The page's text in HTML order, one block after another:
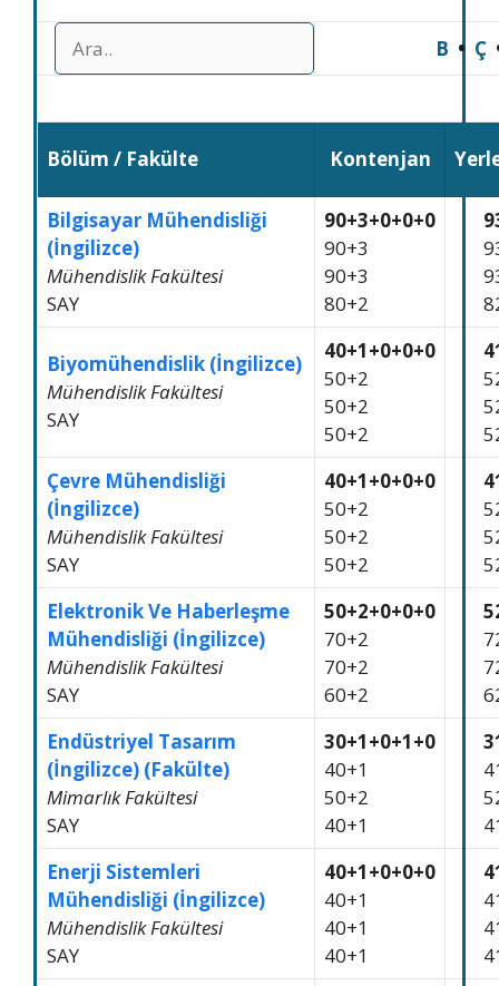
B • Ç
Bölüm / Fakülte Kontenjan
Bilgisayar Mühendisliği
(İngilizce)
Mühendislik Fakültesi
SAY
90+3+0+0+0
90+3
90+3
80+2
Biyomühendislik (İngilizce)
Mühendislik Fakültesi
SAY
40+1+0+0+0
50+2
50+2
50+2
Çevre Mühendisliği
(İngilizce)
Mühendislik Fakültesi
SAY
40+1+0+0+0
50+2
50+2
50+2
Elektronik Ve Haberleşme
Mühendisliği (İngilizce)
Mühendislik Fakültesi
SAY
50+2+0+0+0
70+2
70+2
60+2
Endüstriyel Tasarım
(İngilizce) (Fakülte)
Mimarlık Fakültesi
SAY
30+1+0+1+0
40+1
50+2
40+1
Enerji Sistemleri
Mühendisliği (İngilizce)
Mühendislik Fakültesi
SAY
40+1+0+0+0
40+1
40+1
40+1